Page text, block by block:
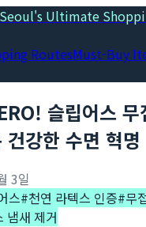
Seoul's Ultimate
RoutesMust-Buy
슬립어스
강한 수면 혁명
3일
스#천연 라텍스 인증#무
냄새 제거